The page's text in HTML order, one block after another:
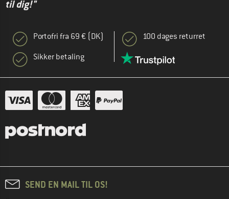
til dig!"
Portofri fra 69 € (DK)
Sikker betaling
100 dages returret
SEND EN MAIL TIL OS!